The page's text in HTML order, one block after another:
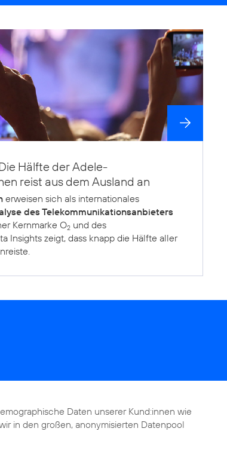
Hälfte der Adele-
reist aus dem Ausland an
erweisen sich als internationales
des Telekommunikations­anbieters
Kernmarke O2 und des
Insights zeigt, dass knapp die Hälfte aller
Daten unserer Kund:innen wie
in den großen, anonymisierten Datenpool